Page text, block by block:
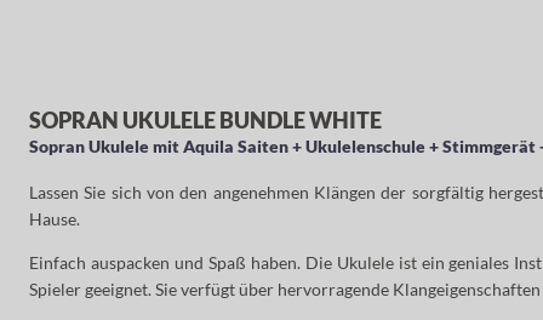
SOPRAN UKULELE BUNDLE WHITE
Sopran Ukulele mit Aquila Saiten + Ukulelenschule + Stimmgerät
Lassen Sie sich von den angenehmen Klängen der sorgfältig
Hause.
Einfach auspacken und Spaß haben. Die Ukulele ist ein geniales
Spieler geeignet. Sie verfügt über hervorragende